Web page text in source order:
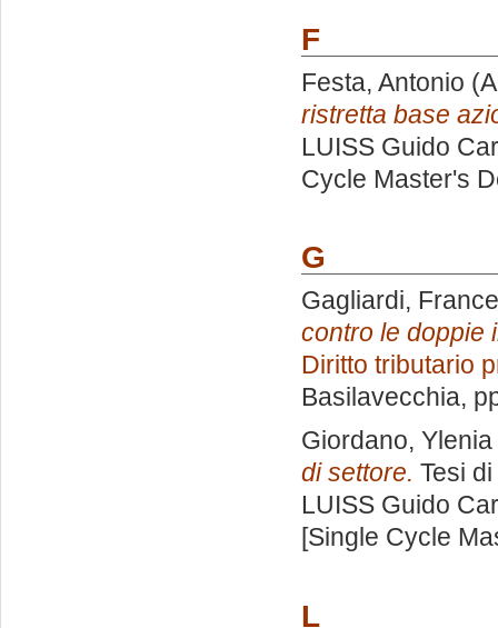
F
Festa, Antonio
ristretta base
LUISS Guido
Cycle Master's
G
Gagliardi,
contro le doppie
Diritto tributario
Basilavecchia,
Giordano, Ylenia
di settore. Tesi
LUISS Guido
[Single Cycle
L